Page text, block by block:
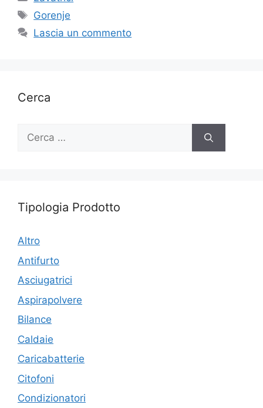
Tag
Gorenje
Lascia un commento
Cerca
Ricerca
Tipologia Prodotto
Altro
Antifurto
Asciugatrici
Aspirapolvere
Bilance
Caldaie
Caricabatterie
Citofoni
Condizionatori